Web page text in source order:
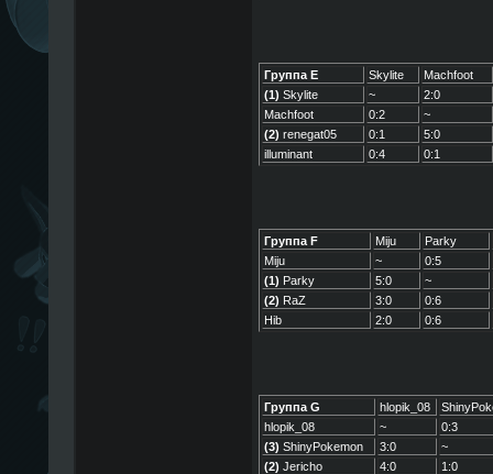
Группа E Skylite
Machfoot
(1) Skylite ~
2:0
Machfoot
0:2
~
(2) renegat05 0:1
5:0
illuminant
0:4 0:1
Группа F Miju
Parky
Miju
~
0:5
(1) Parky 5:0
~
(2) RaZ 3:0
0:6
Hib
2:0 0:6
Группа G hlopik_08
hlopik_08
~
0:3
(3) ShinyPokemon 3:0
~
(2) Jericho 4:0
1:0